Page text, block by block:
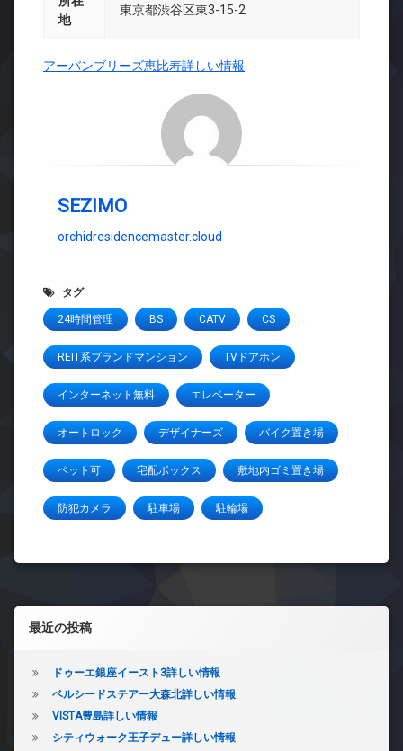
地
東京都渋谷区東3-15-2
アーバンブリーズ恵比寿詳しい情報
SEZIMO
orchidresidencemaster.cloud
タグ
24時間管理 BS CATV CS
REIT系ブランドマンション TVドアホン
インターネット無料 エレベーター
オートロック デザイナーズ バイク置き場
ペット可 宅配ボックス 敷地内ゴミ置き場
防犯カメラ 駐車場 駐輪場
左サイドバー
最近の投稿
ドゥーエ銀座イースト3詳しい情報
ベルシードステアー大森北詳しい情報
VISTA豊島詳しい情報
シティウォーク王子デュー詳しい情報